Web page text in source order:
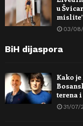
u
mislite’
03/
BiH dijaspora
Kako
terena
31/07/